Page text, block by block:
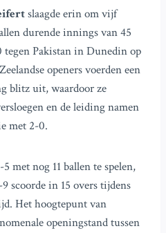
slaagde erin om vijf
durende innings van 45
tegen Pakistan in Dunedin op
openers voerden een
blitz uit, waardoor ze
en de leiding namen
met 2-0.
met nog 11 ballen te spelen,
scoorde in 15 overs tijdens
Het hoogtepunt van
openingstand tussen